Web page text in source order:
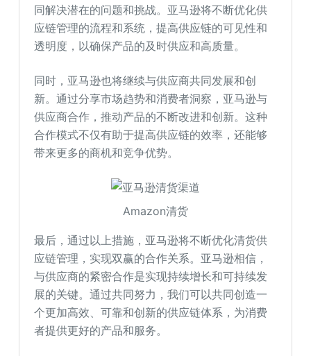
同解决潜在的问题和挑战。亚马逊将不断优化供
应链管理的流程和系统，提高供应链的可见性和
透明度，以确保产品的及时供应和高质量。
同时，亚马逊也将继续与供应商共同发展和创
新。通过分享市场趋势和消费者洞察，亚马逊与
供应商合作，推动产品的不断改进和创新。这种
合作模式不仅有助于提高供应链的效率，还能够
带来更多的商机和竞争优势。
Amazon清货
最后，通过以上措施，亚马逊将不断优化清货供
应链管理，实现双赢的合作关系。亚马逊相信，
与供应商的紧密合作是实现持续增长和可持续发
展的关键。通过共同努力，我们可以共同创造一
个更加高效、可靠和创新的供应链体系，为消费
者提供更好的产品和服务。